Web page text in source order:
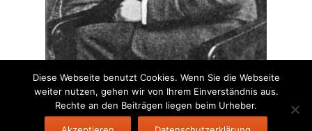
Diese Webseite benutzt Cookies. Wenn Sie die Webseite
weiter nutzen, gehen wir von Ihrem Einverständnis aus.
Rechte an den Beiträgen liegen beim Urheber.